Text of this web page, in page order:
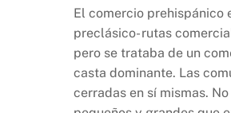
El comercio prehispánico
preclásico- rutas
pero se trataba de un
casta dominante. Las
cerradas en sí mismas.